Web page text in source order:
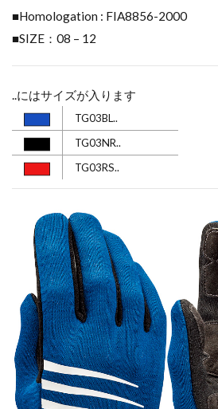
■Homologation : FIA8856-2000
■SIZE：08 – 12
..にはサイズが入ります
TG03BL..
TG03NR..
TG03RS..